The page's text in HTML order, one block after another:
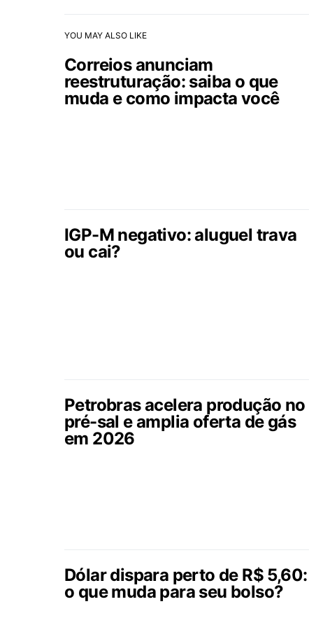
YOU MAY ALSO LIKE
Correios anunciam
reestruturação: saiba o que
muda e como impacta você
IGP-M negativo: aluguel trava
ou cai?
Petrobras acelera produção no
pré-sal e amplia oferta de gás
em 2026
Dólar dispara perto de R$ 5,60:
o que muda para seu bolso?